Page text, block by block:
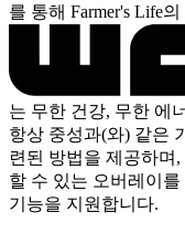
를 통해 Farmer's Life
는 무한 건강, 무한 에
항상 중성과(와) 같은
련된 방법을 제공하며
할 수 있는 오버레이
기능을 지원합니다.